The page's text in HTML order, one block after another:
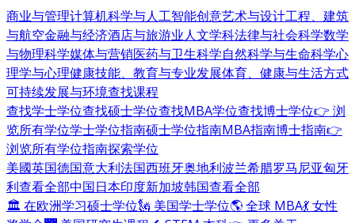
商业与管理计算机科学与人工智能创意艺术与设计工程、建筑
与航空金融与经济酒店与旅游业人文学科法律与社会科学数学
与物理科学媒体与营销医药与卫生科学自然科学与生命科学心
理学与心理健康技能、教育与专业发展体育、健康与生活方式
可持续发展与环境查找课程
查找学士学位查找硕士学位查找MBA学位查找博士学位👉 浏
览所有学位学士学位指南硕士学位指南MBA指南博士指南👉
浏览所有学位指南探索学位
美國英国德国意大利法国西班牙奥地利波兰希腊罗马尼亚匈牙
利查看全部中国日本印度新加坡韩国查看全部
🏛 在欧洲学习硕士学位🗽 美国学士学位🌎 全球 MBA💃 女性